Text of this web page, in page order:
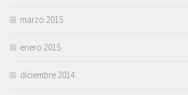
marzo 2015
enero 2015
diciembre 2014